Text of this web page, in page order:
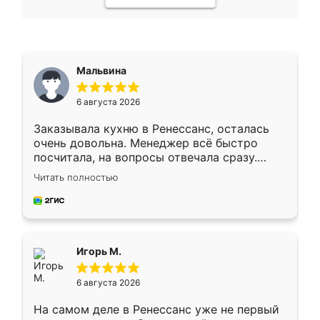
Мальвина
6 августа 2026
Заказывала кухню в Ренессанс, осталась
очень довольна. Менеджер всё быстро
посчитала, на вопросы отвечала сразу.
Замерщик приехал в субботу, подошёл к
делу со всей ответственностью. Собрали
за день, ребята работали аккуратно, даже
Читать полностью
Игорь М.
6 августа 2026
На самом деле в Ренессанс уже не первый